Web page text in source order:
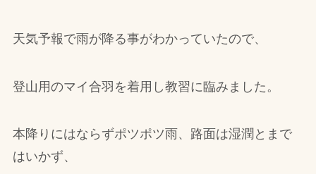
天気予報で雨が降る事がわかっていたので、
登山用のマイ合羽を着用し教習に臨みました。
本降りにはならずポツポツ雨、路面は湿潤とまで
はいかず、